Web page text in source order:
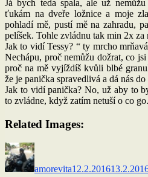
Já bych teda spala, ale už
ťukám na dveře ložnice a moje
pohladí mě, pustí mě na zahradu,
pelíšek. Tohle zvládnu tak min 2x za
Jak to vidí Tessy? “ ty mrcho
Nechápu, proč nemůžu dožrat, co
proč na mě vyjíždíš kvůli blbé
že je panička spravedlivá a dá nás
Jak to vidí panička? No, už aby to
to zvládne, když zatím netuší o co
Related Images:
Autor:
amorevita12.2.2016